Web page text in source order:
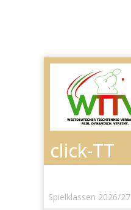
Spielklassen 2026/27